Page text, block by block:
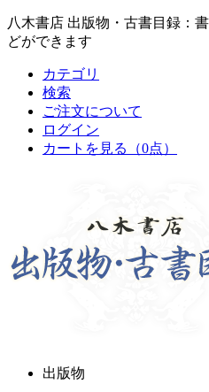
八木書店 出版物・古書目録：
どができます
カテゴリ
検索
ご注文について
ログイン
カートを見る
（0点）
出版物